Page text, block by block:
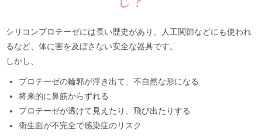
シリコンプロテーゼには長い歴史があり、人工関節などにも使われ
るなど、体に害を及ぼさない安全な器具です。
しかし、
プロテーゼの輪郭が浮き出て、不自然な形になる
将来的に鼻筋からずれる
プロテーゼが透けて見えたり、飛び出たりする
衛生面が不完全で感染症のリスク